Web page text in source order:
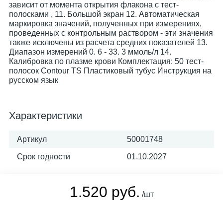
зависит от момента открытия флакона с тест-
полосками , 11. Большой экран 12. Автоматическая
маркировка значений, полученных при измерениях,
проведенных с контрольным раствором - эти значения
также исключены из расчета средних показателей 13.
Диапазон измерений 0. 6 - 33. 3 ммоль/л 14.
Калибровка по плазме крови Комплектация: 50 тест-
полосок Contour TS Пластиковый тубус Инструкция на
русском язык
Характеристики
Артикул 50001748
Срок годности 01.10.2027
1.520 руб. /шт